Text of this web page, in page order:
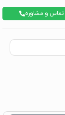
تماس و مشاوره